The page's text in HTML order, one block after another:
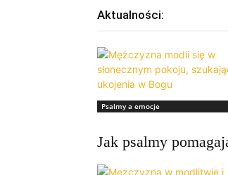
Aktualności:
Psalmy a emocje
Jak psalmy